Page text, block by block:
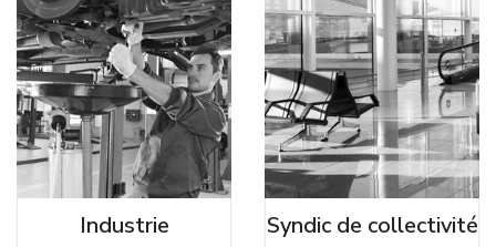
Industrie Syndic de collectivité